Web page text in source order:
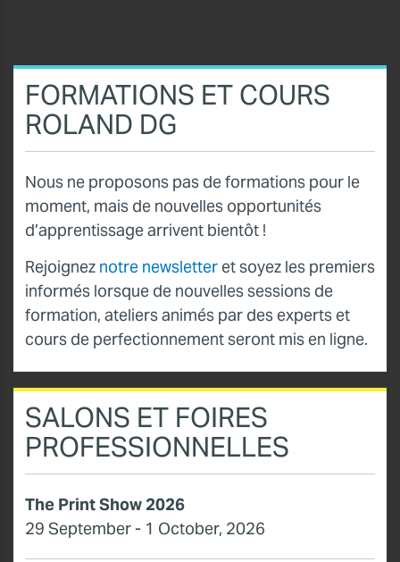
FORMATIONS ET COURS
ROLAND DG
Nous ne proposons pas de formations pour le
moment, mais de nouvelles opportunités
d’apprentissage arrivent bientôt !
Rejoignez
notre newsletter
et soyez les premiers
informés lorsque de nouvelles sessions de
formation, ateliers animés par des experts et
cours de perfectionnement seront mis en ligne.
SALONS ET FOIRES
PROFESSIONNELLES
The Print Show 2026
29 September - 1 October, 2026